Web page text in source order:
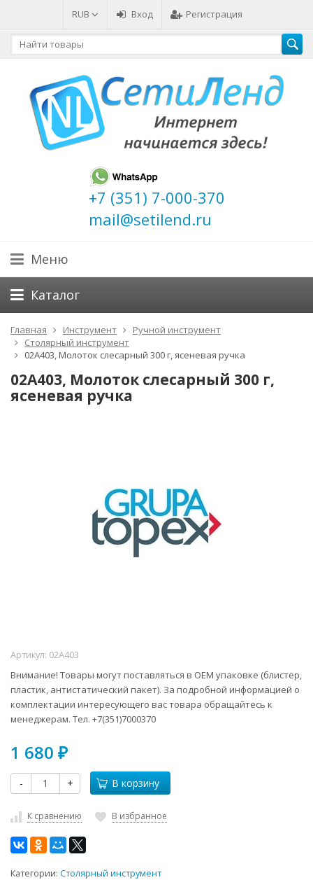
RUB Вход Регистрация
+7 (351) 7-000-370
mail@setilend.ru
Меню
Каталог
Главная Инструмент
Ручной инструмент
Столярный инструмент
02A403, Молоток слесарный 300 г, ясеневая ручка
02A403, Молоток слесарный 300 г,
ясеневая ручка
Артикул: 02A403
Внимание! Товары могут поставляться в ОЕМ упаковке (блистер,
пластик, антистатический пакет). За подробной информацией о
комплектации интересующего вас товара обращайтесь к
менеджерам. Тел. +7(351)7000370
1 680 ₽
- + В корзину
К сравнению В избранное
Категории: Столярный инструмент